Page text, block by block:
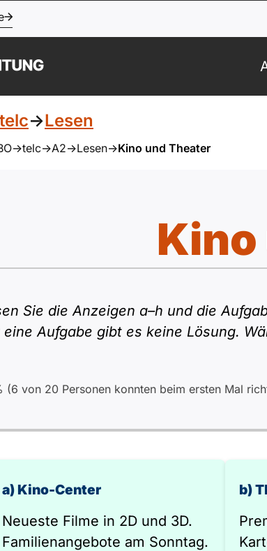
->Lesen
->telc->A2->Lesen->Kino und Theater
Sie die Anzeigen a–h und die
eine Aufgabe gibt es keine Lösung.
(6 von 20 Personen konnten beim ersten Mal
a) Kino-Center
Neueste Filme in 2D und 3D.
Familienangebote am Sonntag.
b)